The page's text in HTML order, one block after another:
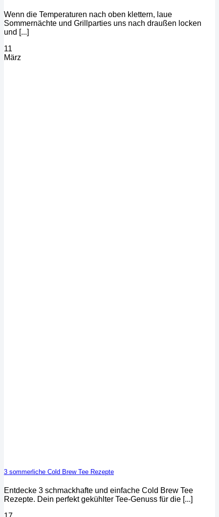
Wenn die Temperaturen nach oben klettern, laue
Sommernächte und Grillparties uns nach draußen locken
und [...]
11
März
3 sommerliche Cold Brew Tee Rezepte
Entdecke 3 schmackhafte und einfache Cold Brew Tee
Rezepte. Dein perfekt gekühlter Tee-Genuss für die [...]